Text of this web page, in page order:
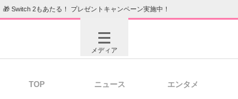
🎁 Switch 2もあたる！ プレゼントキャンペーン実施中！
メディア
TOP ニュース エンタメ